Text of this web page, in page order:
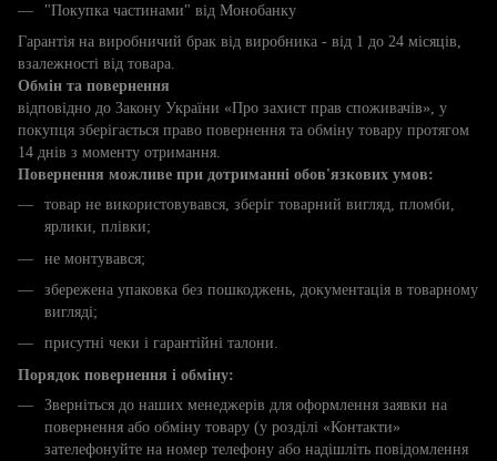
"Покупка частинами" від Монобанку
Гарантія на виробничий брак від виробника - від 1 до 24 місяців,
взалежності від товара.
Обмін та повернення
відповідно до Закону України «Про захист прав споживачів», у
покупця зберігається право повернення та обміну товару протягом
14 днів з моменту отримання.
Повернення можливе при дотриманні обов'язкових умов:
товар не використовувався, зберіг товарний вигляд, пломби,
ярлики, плівки;
не монтувався;
збережена упаковка без пошкоджень, документація в товарному
вигляді;
присутні чеки і гарантійні талони.
Порядок повернення і обміну:
Зверніться до наших менеджерів для оформлення заявки на
повернення або обміну товару (у розділі «Контакти»
зателефонуйте на номер телефону або надішліть повідомлення